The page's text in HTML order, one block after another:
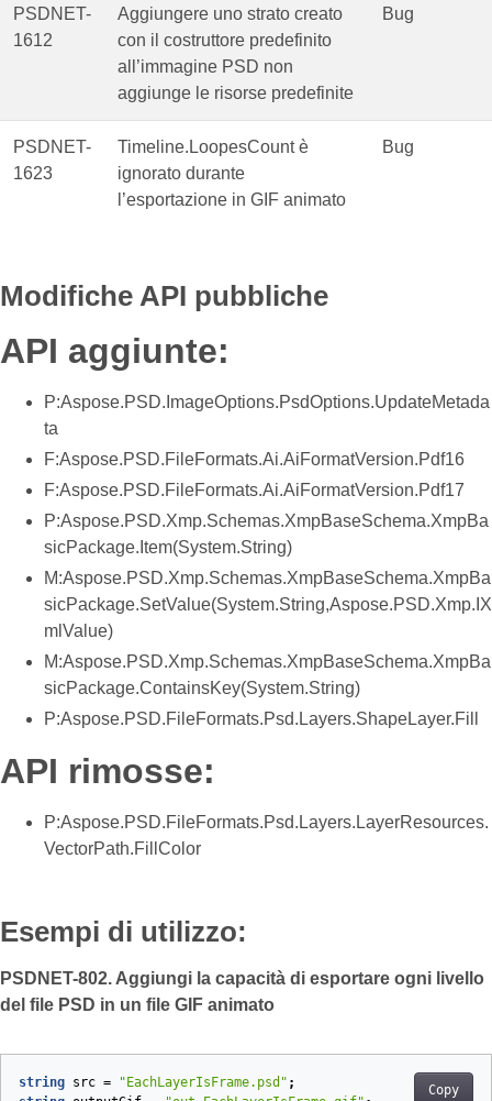
PSDNET-
1612
Aggiungere uno strato creato
con il costruttore predefinito
all’immagine PSD non
aggiunge le risorse predefinite
Bug
PSDNET-
1623
Timeline.LoopesCount è
ignorato durante
l’esportazione in GIF animato
Bug
Modifiche API pubbliche
API aggiunte:
P:Aspose.PSD.ImageOptions.PsdOptions.UpdateMetada
ta
F:Aspose.PSD.FileFormats.Ai.AiFormatVersion.Pdf16
F:Aspose.PSD.FileFormats.Ai.AiFormatVersion.Pdf17
P:Aspose.PSD.Xmp.Schemas.XmpBaseSchema.XmpBa
sicPackage.Item(System.String)
M:Aspose.PSD.Xmp.Schemas.XmpBaseSchema.XmpBa
sicPackage.SetValue(System.String,Aspose.PSD.Xmp.IX
mlValue)
M:Aspose.PSD.Xmp.Schemas.XmpBaseSchema.XmpBa
sicPackage.ContainsKey(System.String)
P:Aspose.PSD.FileFormats.Psd.Layers.ShapeLayer.Fill
API rimosse:
P:Aspose.PSD.FileFormats.Psd.Layers.LayerResources.
VectorPath.FillColor
Esempi di utilizzo:
PSDNET-802. Aggiungi la capacità di esportare ogni livello
del file PSD in un file GIF animato
Copy
string src = "EachLayerIsFrame.psd" ;